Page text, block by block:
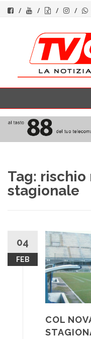
contenuto
contenuto
Tag: rischio
stagionale
04
FEB
COL